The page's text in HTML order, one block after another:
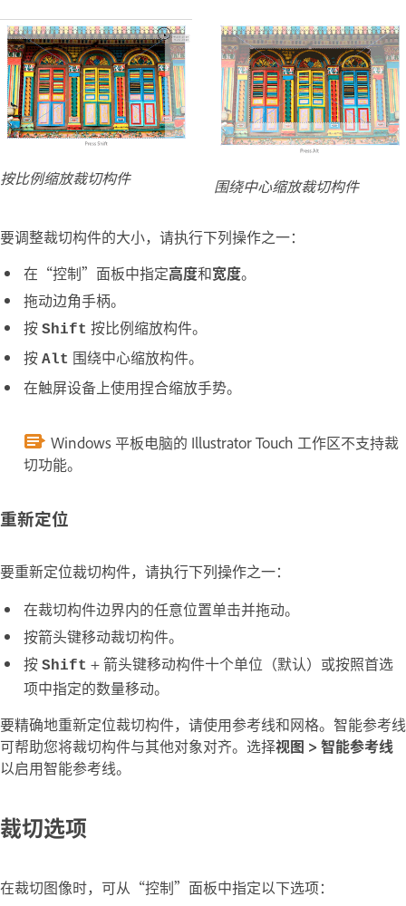
按比例缩放裁切构件 围绕中心缩放裁切构件
要调整裁切构件的大小，请执行下列操作之一：
在“控制”面板中指定高度和宽度。
拖动边角手柄。
按 Shift 按比例缩放构件。
按 Alt 围绕中心缩放构件。
在触屏设备上使用捏合缩放手势。
Windows 平板电脑的 Illustrator Touch 工作区不支持裁
切功能。
重新定位
要重新定位裁切构件，请执行下列操作之一：
在裁切构件边界内的任意位置单击并拖动。
按箭头键移动裁切构件。
按 Shift + 箭头键移动构件十个单位（默认）或按照首选
项中指定的数量移动。
要精确地重新定位裁切构件，请使用参考线和网格。智能参考线
可帮助您将裁切构件与其他对象对齐。选择视图 > 智能参考线
以启用智能参考线。
裁切选项
在裁切图像时，可从“控制”面板中指定以下选项：